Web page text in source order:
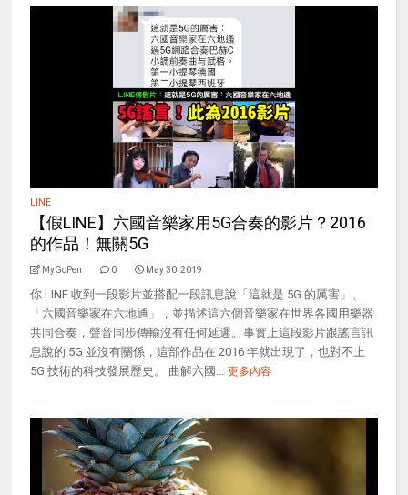
LINE
【假LINE】六國音樂家用5G合奏的影片？2016
的作品！無關5G
MyGoPen 0 May 30, 2019
你 LINE 收到一段影片並搭配一段訊息說「這就是 5G 的厲害」、
「六國音樂家在六地通」，並描述這六個音樂家在世界各國用樂器
共同合奏，聲音同步傳輸沒有任何延遲。事實上這段影片跟謠言訊
息說的 5G 並沒有關係，這部作品在 2016 年就出現了，也對不上
5G 技術的科技發展歷史。 曲解六國... 更多內容